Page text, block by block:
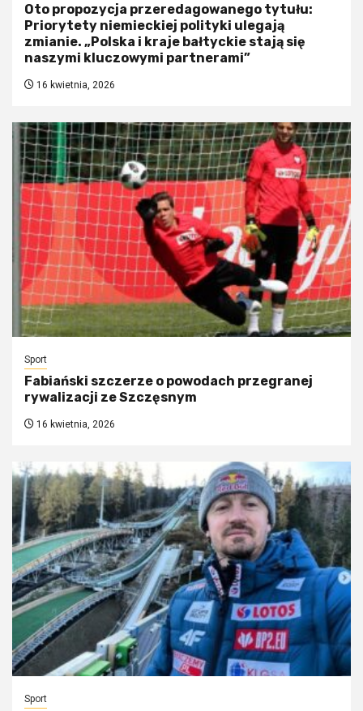
Oto propozycja przeredagowanego tytułu:
Priorytety niemieckiej polityki ulegają
zmianie. „Polska i kraje bałtyckie stają się
naszymi kluczowymi partnerami”
16 kwietnia, 2026
Sport
Fabiański szczerze o powodach przegranej
rywalizacji ze Szczęsnym
16 kwietnia, 2026
Sport